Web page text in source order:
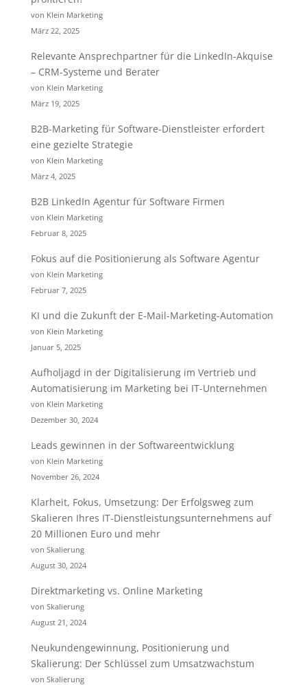
von Klein Marketing
März 22, 2025
Relevante Ansprechpartner für die LinkedIn-Akquise
– CRM-Systeme und Berater
von Klein Marketing
März 19, 2025
B2B-Marketing für Software-Dienstleister erfordert
eine gezielte Strategie
von Klein Marketing
März 4, 2025
B2B LinkedIn Agentur für Software Firmen
von Klein Marketing
Februar 8, 2025
Fokus auf die Positionierung als Software Agentur
von Klein Marketing
Februar 7, 2025
KI und die Zukunft der E-Mail-Marketing-Automation
von Klein Marketing
Januar 5, 2025
Aufholjagd in der Digitalisierung im Vertrieb und
Automatisierung im Marketing bei IT-Unternehmen
von Klein Marketing
Dezember 30, 2024
Leads gewinnen in der Softwareentwicklung
von Klein Marketing
November 26, 2024
Klarheit, Fokus, Umsetzung: Der Erfolgsweg zum
Skalieren Ihres IT-Dienstleistungsunternehmens auf
20 Millionen Euro und mehr
von Skalierung
August 30, 2024
Direktmarketing vs. Online Marketing
von Skalierung
August 21, 2024
Neukundengewinnung, Positionierung und
Skalierung: Der Schlüssel zum Umsatzwachstum
von Skalierung